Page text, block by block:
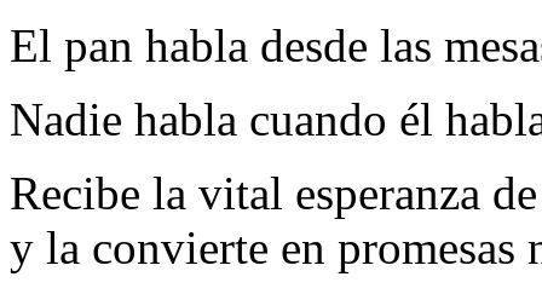
El pan habla desde las
Nadie habla cuando él
Recibe la vital esperanza
y la convierte en promesas